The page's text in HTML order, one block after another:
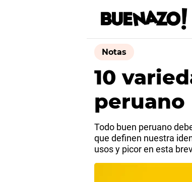
Notas
10
peruano
Todo buen peruano
que definen nuestra
usos y picor en esta